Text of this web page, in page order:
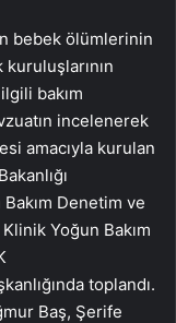
bebek ölümlerinin
kuruluşlarının
bakım
incelenerek
amacıyla kurulan
Denetim ve
Yoğun Bakım
toplandı.
Baş, Şerife